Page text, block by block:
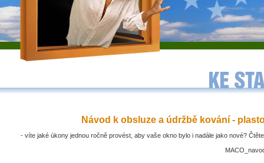
Návod k obsluze a údržbě kování -
- víte jaké úkony jednou ročně provést, aby vaše okno bylo i nadále jako nové?